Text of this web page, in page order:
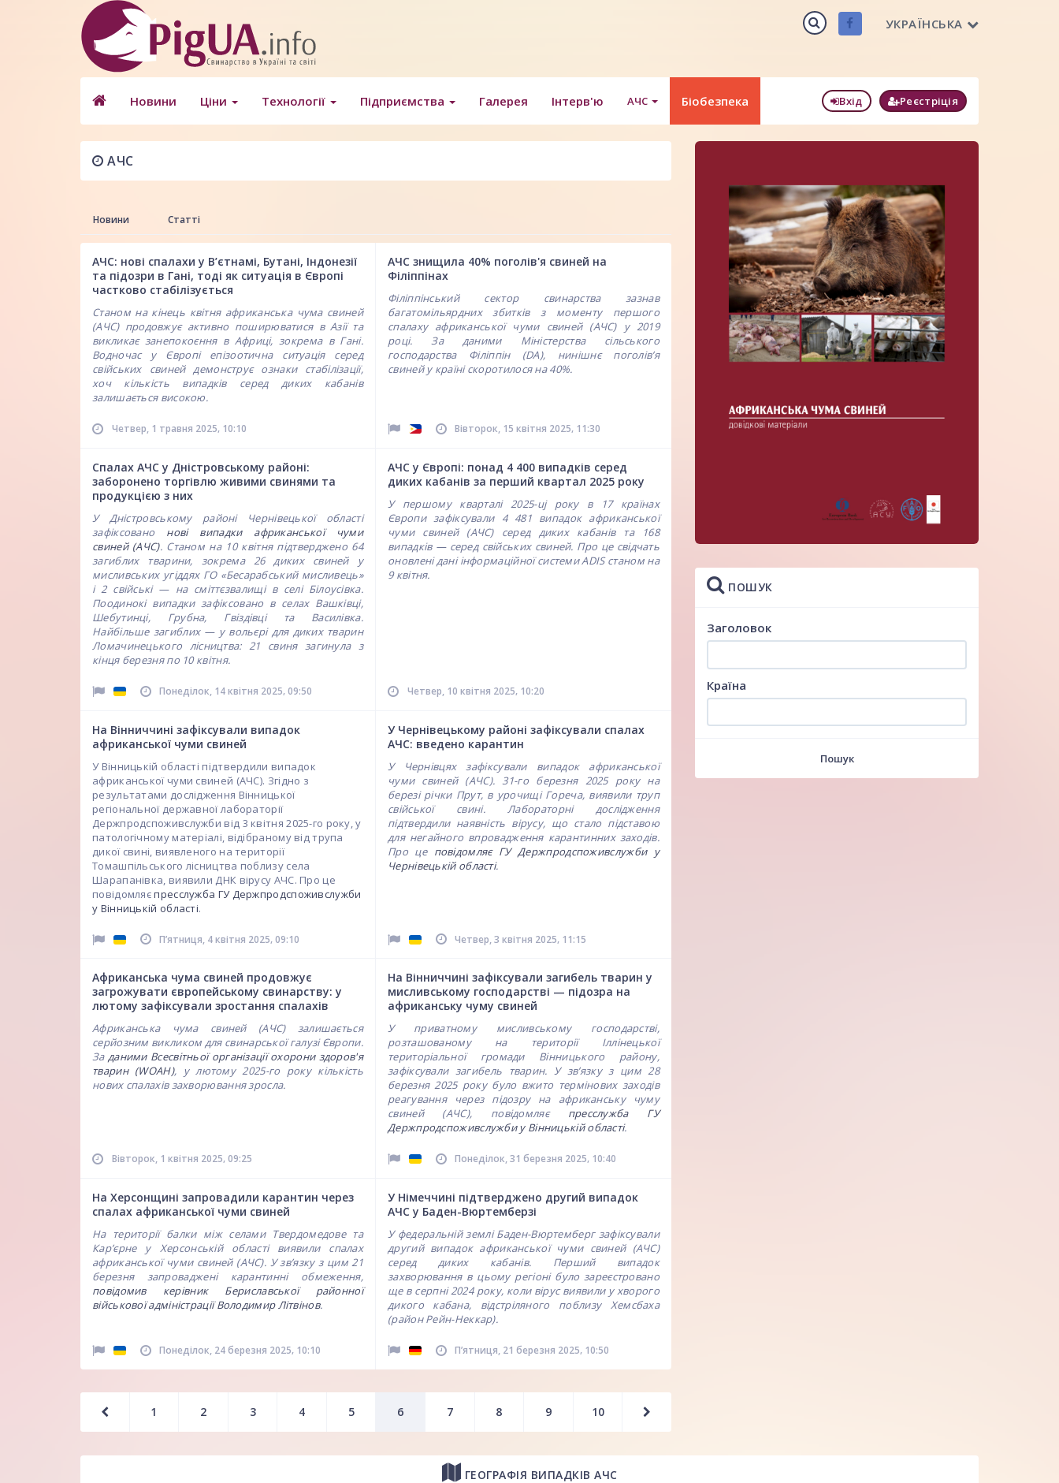
УКРАЇНСЬКА
Новини Ціни Технології Підприємства Галерея Інтерв'ю АЧС Біобезпека Вхід Реєстріція
АЧС
Новини Статті
АЧС: нові спалахи у В’єтнамі, Бутані, Індонезії
та підозри в Гані, тоді як ситуація в Європі
частково стабілізується
Станом на кінець квітня африканська чума свиней
(АЧС) продовжує активно поширюватися в Азії та
викликає занепокоєння в Африці, зокрема в Гані.
Водночас у Європі епізоотична ситуація серед
свійських свиней демонструє ознаки стабілізації,
хоч кількість випадків серед диких кабанів
залишається високою.
Четвер, 1 травня 2025, 10:10
АЧС знищила 40% поголів'я свиней на
Філіппінах
Філіппінський сектор свинарства зазнав
багатомільярдних збитків з моменту першого
спалаху африканської чуми свиней (АЧС) у 2019
році. За даними Міністерства сільського
господарства Філіппін (DA), нинішнє поголів’я
свиней у країні скоротилося на 40%.
Вівторок, 15 квітня 2025, 11:30
Спалах АЧС у Дністровському районі:
заборонено торгівлю живими свинями та
продукцією з них
У Дністровському районі Чернівецької області
зафіксовано нові випадки африканської чуми
свиней (АЧС). Станом на 10 квітня підтверджено 64
загиблих тварини, зокрема 26 диких свиней у
мисливських угіддях ГО «Бесарабський мисливець»
і 2 свійські — на сміттєзвалищі в селі Білоусівка.
Поодинокі випадки зафіксовано в селах Вашківці,
Шебутинці, Грубна, Гвіздівці та Василівка.
Найбільше загиблих — у вольєрі для диких тварин
Ломачинецького лісництва: 21 свиня загинула з
кінця березня по 10 квітня.
Понеділок, 14 квітня 2025,09:50
АЧС у Європі: понад 4 400 випадків серед
диких кабанів за перший квартал 2025 року
У першому кварталі 2025-uj року в 17 країнах
Європи зафіксували 4 481 випадок африканської
чуми свиней (АЧС) серед диких кабанів та 168
випадків — серед свійських свиней. Про це свідчать
оновлені дані інформаційної системи ADIS станом на
9 квітня.
Четвер, 10 квітня 2025, 10:20
На Вінниччині зафіксували випадок
африканської чуми свиней
У Вінницькій області підтвердили випадок
африканської чуми свиней (АЧС). Згідно з
результатами дослідження Вінницької
регіональної державної лабораторії
Держпродспоживслужби від 3 квітня 2025-го року, у
патологічному матеріалі, відібраному від трупа
дикої свині, виявленого на території
Томашпільського лісництва поблизу села
Шарапанівка, виявили ДНК вірусу АЧС. Про це
повідомляєпресслужба ГУ Держпродспоживслужби
у Вінницькій області.
Пʼятниця, 4 квітня 2025,09:10
У Чернівецькому районі зафіксували спалах
АЧС: введено карантин
У Чернівцях зафіксували випадок африканської
чуми свиней (АЧС). 31-го березня 2025 року на
березі річки Прут, в урочищі Гореча, виявили труп
свійської свині. Лабораторні дослідження
підтвердили наявність вірусу, що стало підставою
для негайного впровадження карантинних заходів.
Про це повідомляє ГУ Держпродспоживслужби у
Чернівецькій області.
Четвер, 3 квітня 2025, 11:15
Африканська чума свиней продовжує
загрожувати європейському свинарству: у
лютому зафіксували зростання спалахів
Африканська чума свиней (АЧС) залишається
серйозним викликом для свинарської галузі Європи.
За даними Всесвітньої організації охорони здоров'я
тварин (WOAH), у лютому 2025-го року кількість
нових спалахів захворювання зросла.
Вівторок, 1 квітня 2025,09:25
На Вінниччині зафіксували загибель тварин у
мисливському господарстві — підозра на
африканську чуму свиней
У приватному мисливському господарстві,
розташованому на території Іллінецької
територіальної громади Вінницького району,
зафіксували загибель тварин. У зв’язку з цим 28
березня 2025 року було вжито термінових заходів
реагування через підозру на африканську чуму
свиней (АЧС), повідомляє пресслужба ГУ
Держпродспоживслужби у Вінницькій області.
Понеділок, 31 березня 2025, 10:40
На Херсонщині запровадили карантин через
спалах африканської чуми свиней
На території балки між селами Твердомедове та
Кар’єрне у Херсонській області виявили спалах
африканської чуми свиней (АЧС). У зв’язку з цим 21
березня запроваджені карантинні обмеження,
повідомив керівник Бериславської районної
військової адміністрації Володимир Літвінов.
Понеділок, 24 березня 2025, 10:10
У Німеччині підтверджено другий випадок
АЧС у Баден-Вюртемберзі
У федеральній землі Баден-Вюртемберг зафіксували
другий випадок африканської чуми свиней (АЧС)
серед диких кабанів. Перший випадок
захворювання в цьому регіоні було зареєстровано
ще в серпні 2024 року, коли вірус виявили у хворого
дикого кабана, відстріляного поблизу Хемсбаха
(район Рейн-Неккар).
Пʼятниця, 21 березня 2025, 10:50
1 2 3 4 5 6 7 8 9 10
ПОШУК
Заголовок
Країна
Пошук
ГЕОГРАФІЯ ВИПАДКІВ АЧС